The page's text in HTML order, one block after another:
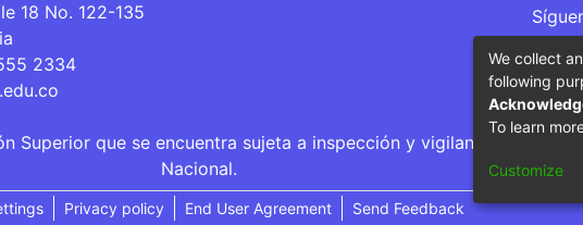
18 No. 122-135
2334
Superior que se encuentra sujeta a inspección y vigilancia por parte
Nacional.
Privacy policy End User Agreement Send Feedback
We collect
following
To learn
Customize